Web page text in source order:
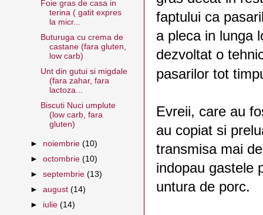
faptului ca
a pleca in lunga
dezvoltat o
pasarilor tot
Evreii, care au
au copiat si
transmisa mai
indopau gastele
untura de porc.
Foie gras de casa in
terina ( gatit expres
la micr...
Buturuga cu crema de
castane (fara gluten,
low carb)
Unt din gutui si migdale
(fara zahar, fara
lactoza...
Biscuti Nuci umplute
(low carb, fara
gluten)
► noiembrie(10)
►octombrie(10)
►septembrie(13)
►august(14)
► iulie(14)